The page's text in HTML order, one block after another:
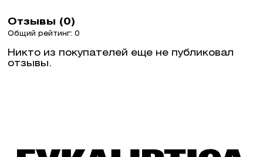
Отзывы (0)
Общий рейтинг: 0
Никто из покупателей еще не публиковал
отзывы.